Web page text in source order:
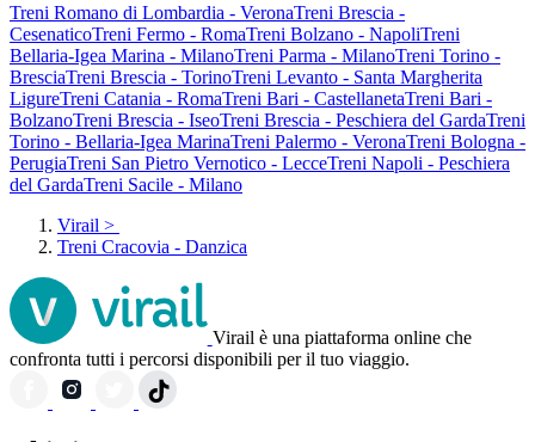
Treni Romano di Lombardia - VeronaTreni Brescia -
CesenaticoTreni Fermo - RomaTreni Bolzano - NapoliTreni
Bellaria-Igea Marina - MilanoTreni Parma - MilanoTreni Torino -
BresciaTreni Brescia - TorinoTreni Levanto - Santa Margherita
LigureTreni Catania - RomaTreni Bari - CastellanetaTreni Bari -
BolzanoTreni Brescia - IseoTreni Brescia - Peschiera del GardaTreni
Torino - Bellaria-Igea MarinaTreni Palermo - VeronaTreni Bologna -
PerugiaTreni San Pietro Vernotico - LecceTreni Napoli - Peschiera
del GardaTreni Sacile - Milano
Virail >
Treni Cracovia - Danzica
Virail è una piattaforma online che
confronta tutti i percorsi disponibili per il tuo viaggio.